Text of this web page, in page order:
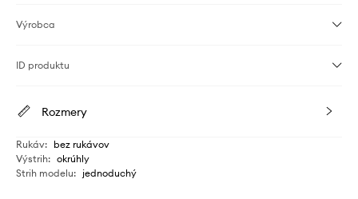
Výrobca
ID produktu
Rozmery
Rukáv: bez rukávov
Výstrih: okrúhly
Strih modelu: jednoduchý